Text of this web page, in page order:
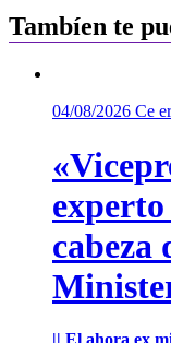
Tambíen te
04/08/2026 Ce
cabeza
|| El ahora ex